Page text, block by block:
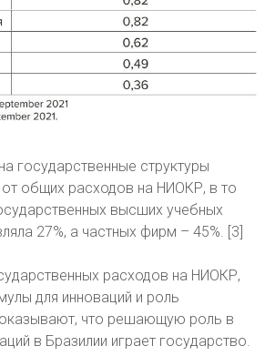
государственные структуры
от общих расходов на НИОКР, в то
высших учебных
27%, а частных фирм – 45%. [3]
расходов на НИОКР,
для инноваций и роль
что решающую роль в
в Бразилии играет государство.